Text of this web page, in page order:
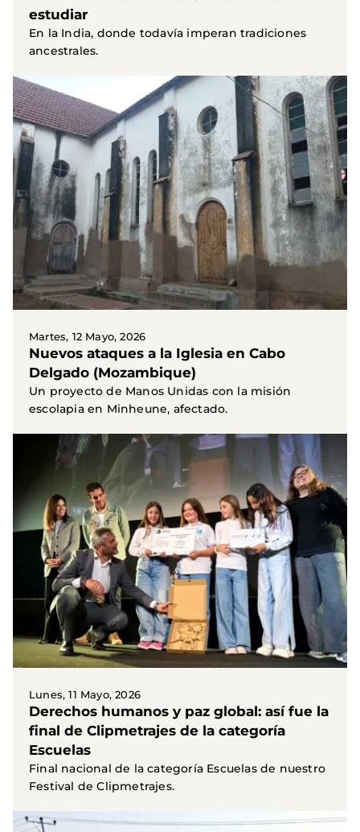
estudiar
En la India, donde todavía imperan tradiciones
ancestrales.
Martes, 12 Mayo, 2026
Nuevos ataques a la Iglesia en Cabo
Delgado (Mozambique)
Un proyecto de Manos Unidas con la misión
escolapia en Minheune, afectado.
Lunes, 11 Mayo, 2026
Derechos humanos y paz global: así fue la
final de Clipmetrajes de la categoría
Escuelas
Final nacional de la categoría Escuelas de nuestro
Festival de Clipmetrajes.